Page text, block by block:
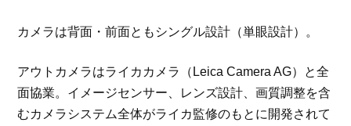
カメラは背面・前面ともシングル設計（単眼設計）。
アウトカメラはライカカメラ（Leica Camera AG）と全
面協業。イメージセンサー、レンズ設計、画質調整を含
むカメラシステム全体がライカ監修のもとに開発されて